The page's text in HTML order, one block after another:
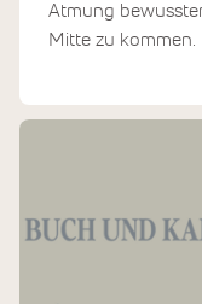
Atmung
Mitte zu kommen.